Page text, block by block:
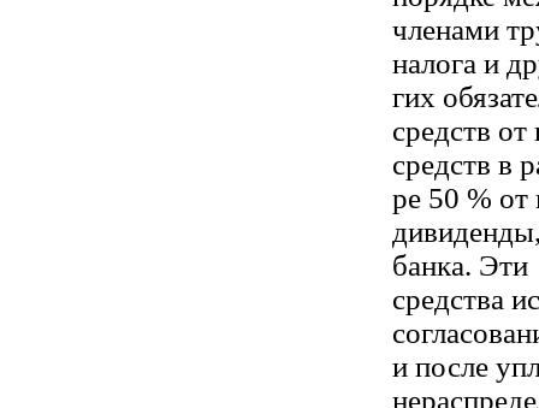
членами
налога и
гих
средств
средств в
ре 50 % от
банка. Эти
средства
и после